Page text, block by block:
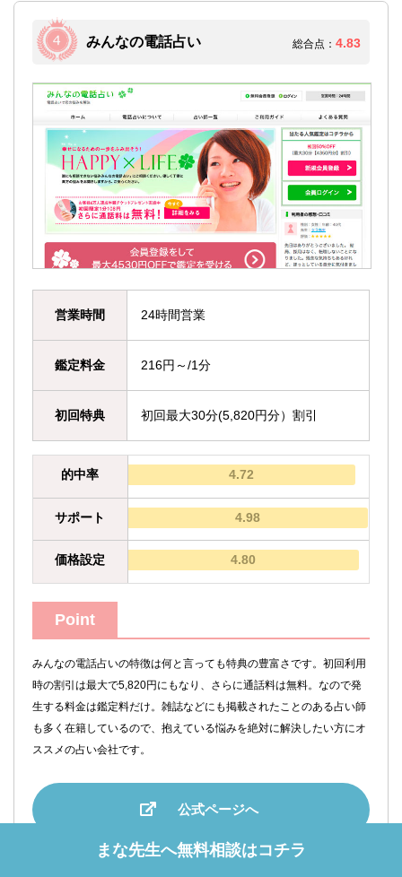
まな先生へ無料相談はコチラ
みんなの電話占い 総合点： 4.83
営業時間 24時間営業
鑑定料金 216円～/1分
初回特典 初回最大30分(5,820円分）割引
的中率 4.72
サポート 4.98
価格設定 4.80
Point
みんなの電話占いの特徴は何と言っても特典の豊富さです。初回利用
時の割引は最大で5,820円にもなり、さらに通話料は無料。なので発
生する料金は鑑定料だけ。雑誌などにも掲載されたことのある占い師
も多く在籍しているので、抱えている悩みを絶対に解決したい方にオ
ススメの占い会社です。
公式ページへ